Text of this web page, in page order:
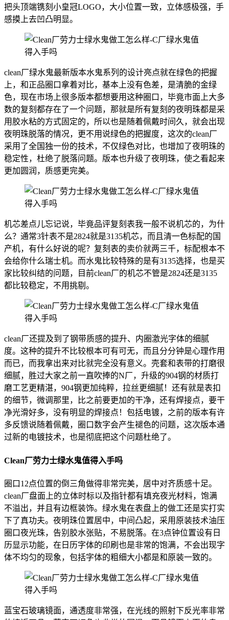
把头顶端镌刻小皇冠LOGO，大小位置一致，立体感极强，手
感摸上去凹凸明显。
clean厂绿水鬼最新版本水鬼系列的设计亮点就在绿色的把握
上，和正品圈口拿着对比，基本上没有色差，是清脆的金绿
色，现在市场上很多版本都想要用这种圈口，毕竟市面上大多
数的复刻都存在了一个问题，那就是所有复刻的夜明珠都是采
用胶水粘的方式固定的，所以也是随着佩戴时间久，就会出现
夜明珠脱落的情况，更不用说绿色的把握度，这次的clean厂
采用了全国独一份的技术，不仅绿色对比，也增加了夜明珠的
稳定性，杜绝了脱落问题。版本也升级了夜明珠，使之看起来
更加圆润，质感更完美。
机芯差点儿忘记说，毕竟品评复刻表我一般不说机芯的，为什
么？通常3针表不是2824就是3135机芯，而且清一色标配的国
产机，有什么好说的呢？复刻表的卖价就两三千，标配根本不
会给你什么瑞士机。而水鬼比较特殊的是有3135选择，也是买
家比较纠结的问题，目前clean厂的机芯不管是2824还是3135
都比较稳定，不用挑剔。
clean厂还提及到了钢带质感的提升、内圈激光字体的细腻
度。这种的提升不比较根本可有可无，而且分分钟是心理作用
而已，而我拿出来对比就完全没有意义。壳套和表带的打磨很
细腻，胜过大家之前一直吹捧的N厂，升级的904钢的材质打
磨工艺更精湛，904钢更加纯粹，拉丝更细腻！还有就是表扣
的细节，微调那里，比之前要更加的干净，还有焊接点，要干
净光滑好多，没有明显的焊接点！包括电镀，之前的版本有许
多反馈说随着佩戴，圈口数字会产生褪色的问题，这次版本通
过新的电镀技术，也是彻底把这个问题杜绝了。
Clean厂劳力士绿水鬼值得入手吗
圈口12点位置的倒三角做得非常完美，居中对齐质感十足。
clean厂盘面上的立体时标以及指针都有填充夜光材料，饱满
不溢出，并且有边框装饰。绿水鬼在表盘上的做工还是实打实
下了真功夫。夜明珠位置居中，中间凸起，采用原装技术油压
圈口夜光珠，告别胶水张贴，不易脱落。在3点钟位置设有日
历显示功能，在日历字体的印刷也是非常的饱满，不会出现字
体不均匀的现象，包括字体的粗细大小都是和原装一致的。
蓝宝石玻璃镜面，通透度非常强，在光线的照射下反光率非常